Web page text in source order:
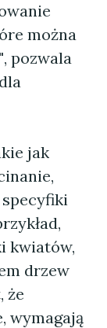
można
, pozwala
jak
kwiatów,
drzew
że
wymagają